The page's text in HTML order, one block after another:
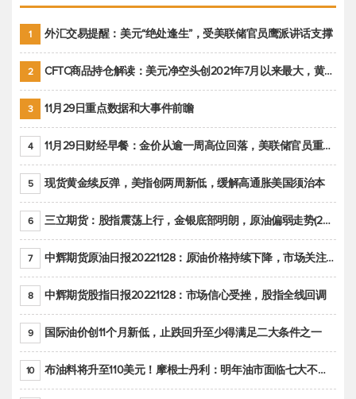
1 外汇交易提醒：美元“绝处逢生”，受美联储官员鹰派讲话支撑
2 CFTC商品持仓解读：美元净空头创2021年7月以来最大，黄金期货投机性净多头头寸减少
3 11月29日重点数据和大事件前瞻
4 11月29日财经早餐：金价从逾一周高位回落，美联储官员重申鹰派立场推动美元回升
5 现货黄金续反弹，美指创两周新低，缓解高通胀美国须治本
6 三立期货：股指震荡上行，金银底部明朗，原油偏弱走势(20221128收评)
7 中辉期货原油日报20221128：原油价格持续下降，市场关注OPEC+新一轮产能政策
8 中辉期货股指日报20221128：市场信心受挫，股指全线回调
9 国际油价创11个月新低，止跌回升至少得满足二大条件之一
10 布油料将升至110美元！摩根士丹利：明年油市面临七大不确定性